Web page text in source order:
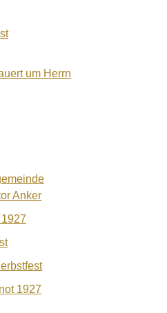
um Herrn
Anker
1927